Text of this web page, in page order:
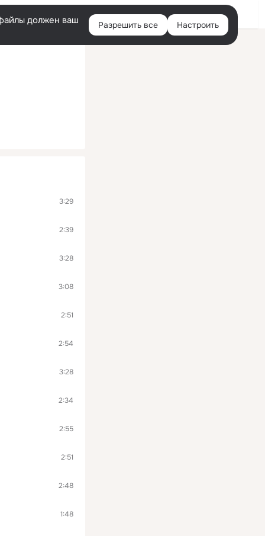
Войти
должен ваш Разрешить все Настроить
3:29
2:39
3:28
3:08
2:51
2:54
3:28
2:34
2:55
2:51
2:48
1:48